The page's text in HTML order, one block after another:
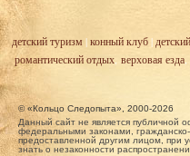
детский туризм| конный клуб|
романтический отдых, верховая езда,
© «Кольцо Следопыта», 2000-2026
Данный сайт не является публичной
федеральными законами,
предоставленной другим лицом, при
знать о незаконности